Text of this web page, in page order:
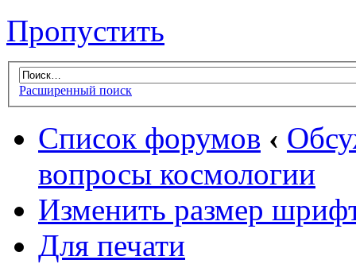
Пропустить
Расширенный поиск
Список форумов ‹
вопросы космологии
Изменить размер
Для печати